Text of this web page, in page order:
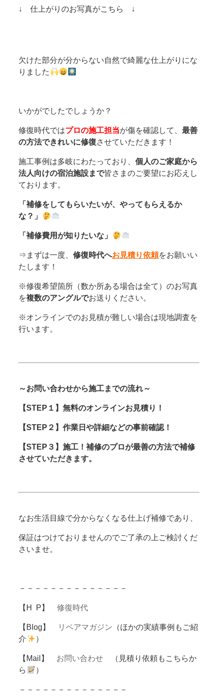
↓ 仕上がりのお写真がこちら ↓
欠けた部分が分からない自然で綺麗な仕上がりにな
りました
いかがでしたでしょうか？
修復時代ではプロの施工担当が傷を確認して、最善
の方法できれいに修復させていただきます！
施工事例は多岐にわたっており、個人のご家庭から
法人向けの宿泊施設まで皆さまのご要望にお応えし
ております。
「補修をしてもらいたいが、やってもらえるか
な？」
「補修費用が知りたいな」
⇒まずは一度、修復時代へお見積り依頼をお願いい
たします！
※修復希望箇所（数か所ある場合は全て）のお写真
を複数のアングルでお送りください。
※オンラインでのお見積が難しい場合は現地調査を
行います。
～お問い合わせから施工までの流れ～
【STEP１】無料のオンラインお見積り！
【STEP２】作業日や詳細などの事前確認！
【STEP３】施工！補修のプロが最善の方法で補修
させていただきます。
なお生活目線で分からなくなる仕上げ補修であり、
保証はつけておりませんのでご了承の上ご検討くだ
さいませ。
－－－－－－－－－－－－－－
【H P】修復時代
【Blog】 リペアマガジン （ほかの実績事例もご紹
介
）
【Mail】 お問い合わせ （見積り依頼もこちらか
ら
）
－－－－－－－－－－－－－－